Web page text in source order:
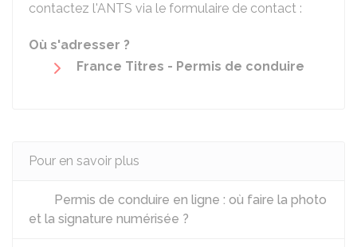
contactez l'ANTS via le formulaire de contact :
Où s'adresser ?
France Titres - Permis de conduire
Pour en savoir plus
Permis de conduire en ligne : où faire la photo
et la signature numérisée ?